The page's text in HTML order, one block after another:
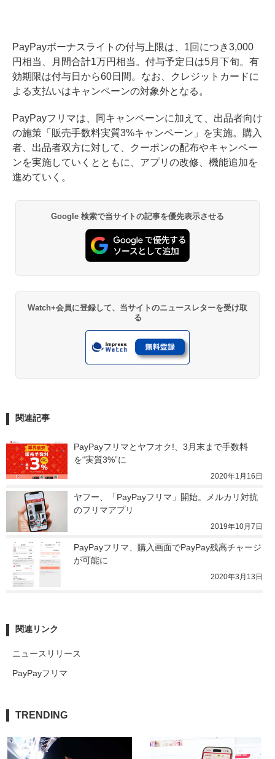
PayPayボーナスライトの付与上限は、1回につき3,000
円相当、月間合計1万円相当。付与予定日は5月下旬。有
効期限は付与日から60日間。なお、クレジットカードに
よる支払いはキャンペーンの対象外となる。
PayPayフリマは、同キャンペーンに加えて、出品者向け
の施策「販売手数料実質3%キャンペーン」を実施。購入
者、出品者双方に対して、クーポンの配布やキャンペー
ンを実施していくとともに、アプリの改修、機能追加を
進めていく。
Google 検索で当サイトの記事を優先表示させる
Watch+会員に登録して、当サイトのニュースレターを受け取
る
関連記事
PayPayフリマとヤフオク!、3月末まで手数料
を“実質3%”に
2020年1月16日
ヤフー、「PayPayフリマ」開始。メルカリ対抗
のフリマアプリ
2019年10月7日
PayPayフリマ、購入画面でPayPay残高チャージ
が可能に
2020年3月13日
関連リンク
ニュースリリース
PayPayフリマ
TRENDING